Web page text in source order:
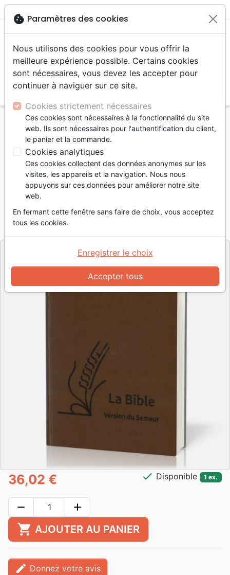
menu
Accueil Bibles
Bibles grand format
Bible Semeur 2015, gros caractères - couverture
semi-souple, textile brun
Bible Semeur 2015, gros caractères
couverture semi-souple, textile brun
Version :
RéférenceSEM0451 EAN9782755004519
Excelsis
36,02 € check Disponible 1 ex.
remove add
shopping_cart AJOUTER AU PANIER
edit Donnez votre avis
cookie Paramètres des cookies
Nous utilisons des cookies pour vous offrir la
meilleure expérience possible. Certains cookies
sont nécessaires, vous devez les accepter pour
continuer à naviguer sur ce site.
Cookies strictement nécessaires
Ces cookies sont nécessaires à la fonctionnalité du site
web. Ils sont nécessaires pour l'authentification du client,
le panier et la commande.
Cookies analytiques
Ces cookies collectent des données anonymes sur les
visites, les appareils et la navigation. Nous nous
appuyons sur ces données pour améliorer notre site
web.
En fermant cette fenêtre sans faire de choix, vous acceptez
tous les cookies.
Accepter tous
Enregistrer le choix